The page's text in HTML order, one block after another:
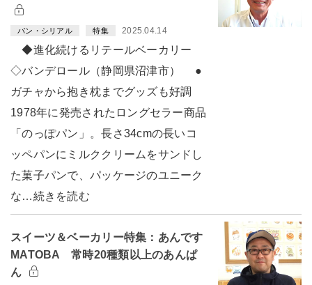
パン・シリアル 特集 2025.04.14
◆進化続けるリテールベーカリー
◇バンデロール（静岡県沼津市） ●
ガチャから抱き枕までグッズも好調
1978年に発売されたロングセラー商品
「のっぽパン」。長さ34cmの長いコ
ッペパンにミルククリームをサンドし
た菓子パンで、パッケージのユニーク
な…続きを読む
スイーツ＆ベーカリー特集：あんです
MATOBA 常時20種類以上のあんぱ
ん